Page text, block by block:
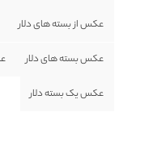
عکس از بسته های دلار
عکس بسته های دلار
عکس یک بسته دلار